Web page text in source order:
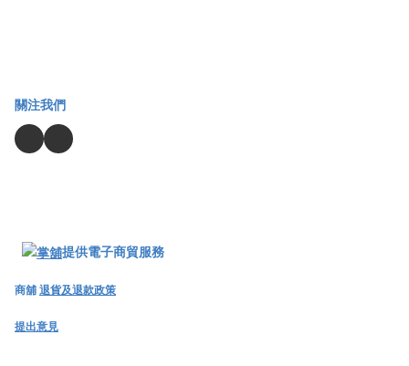
關注我們
提供電子商貿服務
商舖退貨及退款政策
提出意見